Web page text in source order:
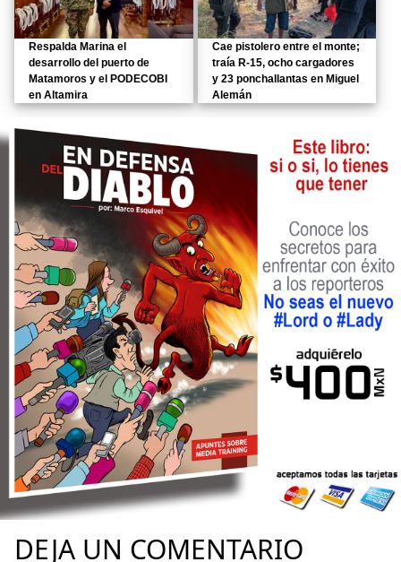
Respalda Marina el
desarrollo del puerto de
Matamoros y el PODECOBI
en Altamira
Cae pistolero entre el monte;
traía R-15, ocho cargadores
y 23 ponchallantas en Miguel
Alemán
DEJA UN COMENTARIO